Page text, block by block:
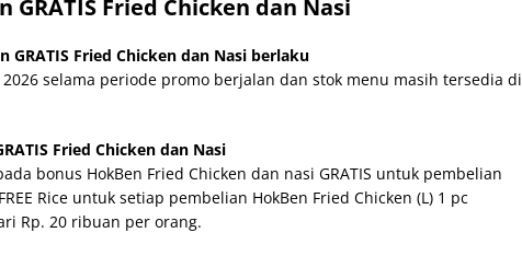
GRATIS Fried Chicken dan Nasi
GRATIS Fried Chicken dan Nasi berlaku
selama periode promo berjalan dan stok menu masih tersedia di
Fried Chicken dan Nasi
bonus HokBen Fried Chicken dan nasi GRATIS untuk pembelian
Rice untuk setiap pembelian HokBen Fried Chicken (L) 1 pc
Rp. 20 ribuan per orang.